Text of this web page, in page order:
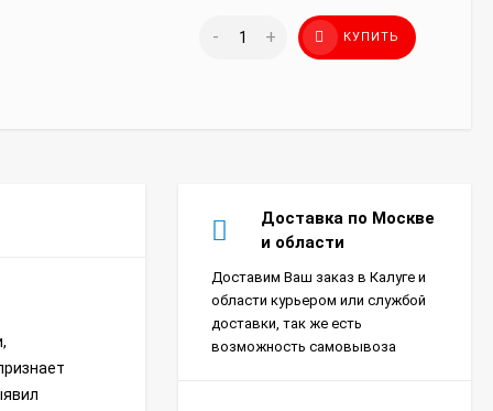
- + КУПИТЬ
Доставка по Москве
и области
Доставим Ваш заказ в Калуге и
области курьером или службой
доставки, так же есть
возможность самовывоза